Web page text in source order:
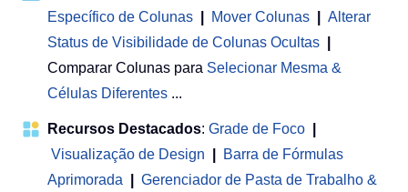
Específico de Colunas
Mover Colunas
Alterar
Status de Visibilidade de Colunas Ocultas
Comparar Colunas para Selecionar Mesma &
Células Diferentes ...
Recursos Destacados: Grade de Foco
Visualização de Design
Barra de Fórmulas
Aprimorada
Gerenciador de Pasta de Trabalho &